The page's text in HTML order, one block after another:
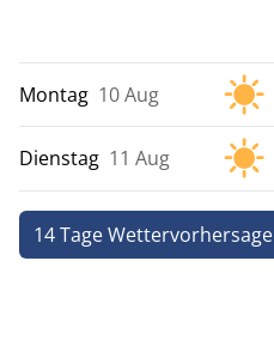
Montag 10 Aug
Dienstag 11 Aug
14 Tage Wettervorhersage